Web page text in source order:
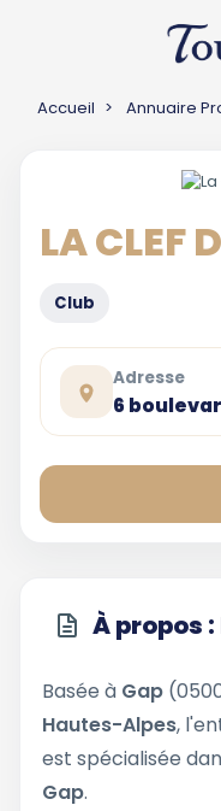
Accueil Annuaire
LA CLEF
Club
Adresse
6
À propos
Basée à Gap
Hautes-Alpes,
est spécialisée
Gap.